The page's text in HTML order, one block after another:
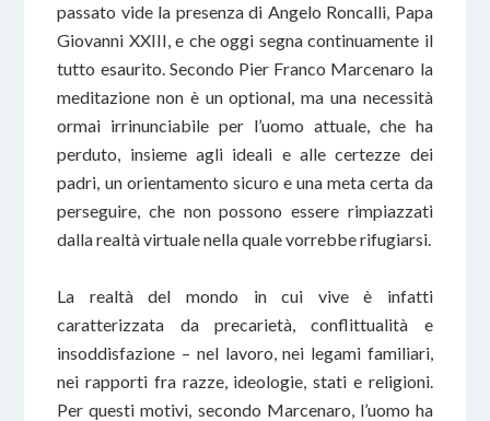
passato vide la presenza di Angelo Roncalli, Papa
Giovanni XXIII, e che oggi segna continuamente il
tutto esaurito. Secondo Pier Franco Marcenaro la
meditazione non è un optional, ma una necessità
ormai irrinunciabile per l’uomo attuale, che ha
perduto, insieme agli ideali e alle certezze dei
padri, un orientamento sicuro e una meta certa da
perseguire, che non possono essere rimpiazzati
dalla realtà virtuale nella quale vorrebbe rifugiarsi.
La realtà del mondo in cui vive è infatti
caratterizzata da precarietà, conflittualità e
insoddisfazione – nel lavoro, nei legami familiari,
nei rapporti fra razze, ideologie, stati e religioni.
Per questi motivi, secondo Marcenaro, l’uomo ha